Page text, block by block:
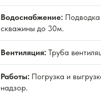
Водоснабжение:
скважины до 30м.
Вентиляция: Труба
Работы: Погрузка и
надзор.